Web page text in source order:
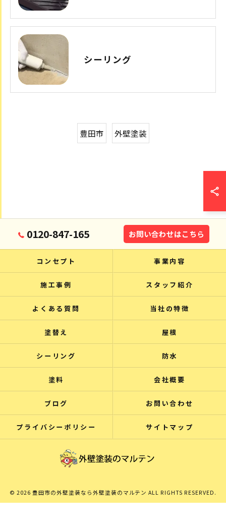
シーリング
豊田市 外壁塗装
0120-847-165 お問い合わせはこちら
コンセプト 事業内容
施工事例 スタッフ紹介
よくある質問 当社の特徴
塗替え 屋根
シーリング 防水
塗料 会社概要
ブログ お問い合わせ
プライバシーポリシー サイトマップ
© 2026 豊田市の外壁塗装なら外壁塗装のマルテン ALL RIGHTS RESERVED.